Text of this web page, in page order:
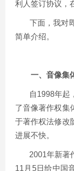
利人签订协议，
下面，我对即
简单介绍。
一、音像集体
自1998年起，
了音像著作权集
于著作权法修改
进展不快。
2001年新著作
11月5日给中国